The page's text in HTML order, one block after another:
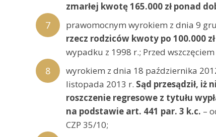
zmarłej kwotę 165.000 zł ponad
prawomocnym wyrokiem z dnia 9
rzecz rodziców kwoty po 100.000
wypadku z 1998 r.; Przed
wyrokiem z dnia 18 października
listopada 2013 r. Sąd przesądził,
roszczenie regresowe z tytułu
na podstawie art. 441 par. 3 k.c. –
CZP 35/10;